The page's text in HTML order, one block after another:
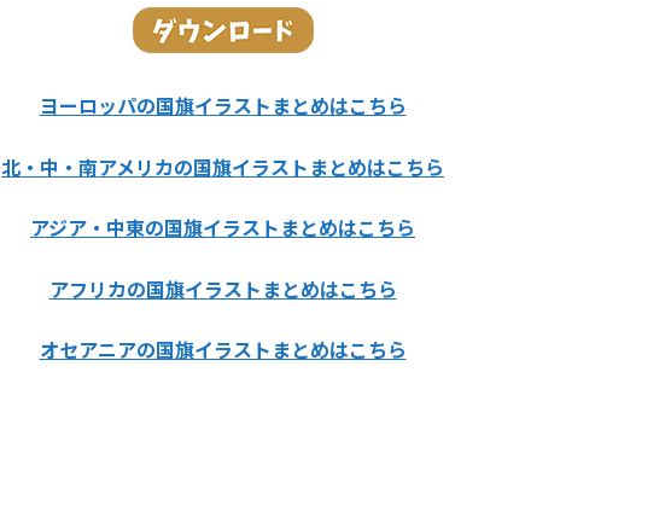
ヨーロッパの国旗イラストまとめはこちら
北・中・南アメリカの国旗イラストまとめはこちら
アジア・中東の国旗イラストまとめはこちら
アフリカの国旗イラストまとめはこちら
オセアニアの国旗イラストまとめはこちら